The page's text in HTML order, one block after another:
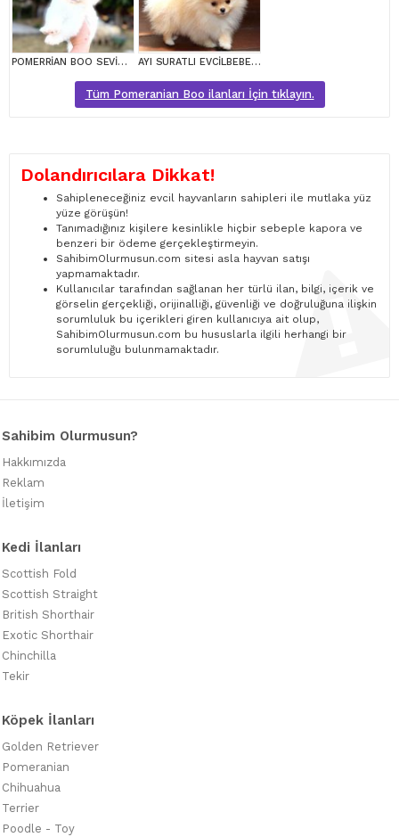
POMERRİAN BOO SEVİMLİ YAVRULAR AYI SURATLI EVCİLBEBEKLER MİNİ PUPPY BOY POMERRİAN BOO
Tüm Pomeranian Boo ilanları İçin tıklayın.
Dolandırıcılara Dikkat!
Sahipleneceğiniz evcil hayvanların sahipleri ile mutlaka yüz
yüze görüşün!
Tanımadığınız kişilere kesinlikle hiçbir sebeple kapora ve
benzeri bir ödeme gerçekleştirmeyin.
SahibimOlurmusun.com sitesi asla hayvan satışı
yapmamaktadır.
Kullanıcılar tarafından sağlanan her türlü ilan, bilgi, içerik ve
görselin gerçekliği, orijinalliği, güvenliği ve doğruluğuna ilişkin
sorumluluk bu içerikleri giren kullanıcıya ait olup,
SahibimOlurmusun.com bu hususlarla ilgili herhangi bir
sorumluluğu bulunmamaktadır.
Sahibim Olurmusun?
Hakkımızda
Reklam
İletişim
Kedi İlanları
Scottish Fold
Scottish Straight
British Shorthair
Exotic Shorthair
Chinchilla
Tekir
Köpek İlanları
Golden Retriever
Pomeranian
Chihuahua
Terrier
Poodle - Toy